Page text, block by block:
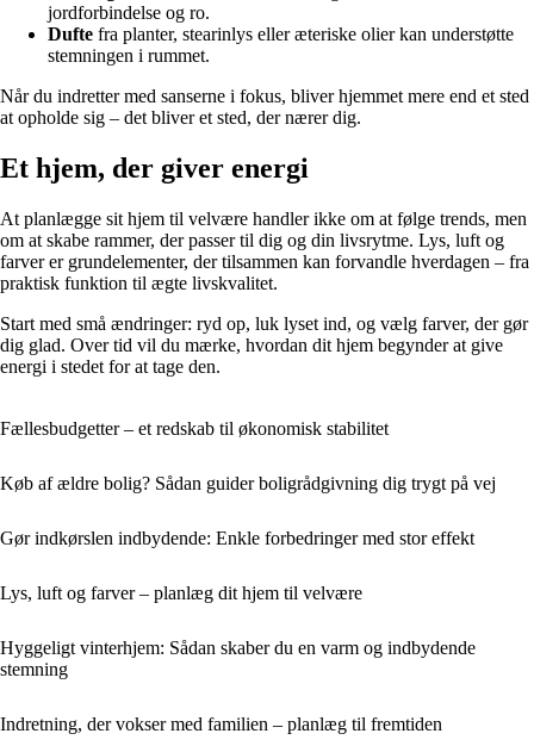
jordforbindelse og ro.
Dufte fra planter, stearinlys eller æteriske olier kan understøtte
stemningen i rummet.
Når du indretter med sanserne i fokus, bliver hjemmet mere end et sted
at opholde sig – det bliver et sted, der nærer dig.
Et hjem, der giver energi
At planlægge sit hjem til velvære handler ikke om at følge trends, men
om at skabe rammer, der passer til dig og din livsrytme. Lys, luft og
farver er grundelementer, der tilsammen kan forvandle hverdagen – fra
praktisk funktion til ægte livskvalitet.
Start med små ændringer: ryd op, luk lyset ind, og vælg farver, der gør
dig glad. Over tid vil du mærke, hvordan dit hjem begynder at give
energi i stedet for at tage den.
Fællesbudgetter – et redskab til økonomisk stabilitet
Køb af ældre bolig? Sådan guider boligrådgivning dig trygt på vej
Gør indkørslen indbydende: Enkle forbedringer med stor effekt
Lys, luft og farver – planlæg dit hjem til velvære
Hyggeligt vinterhjem: Sådan skaber du en varm og indbydende
stemning
Indretning, der vokser med familien – planlæg til fremtiden